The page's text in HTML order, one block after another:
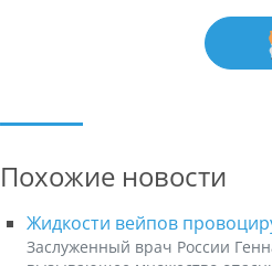
Похожие новости
Жидкости вейпов
Заслуженный врач России